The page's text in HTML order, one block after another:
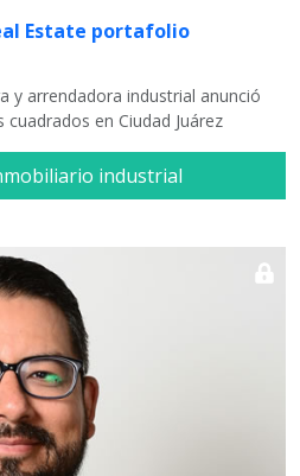
Estate portafolio
y arrendadora industrial anunció
en Ciudad Juárez
industrial